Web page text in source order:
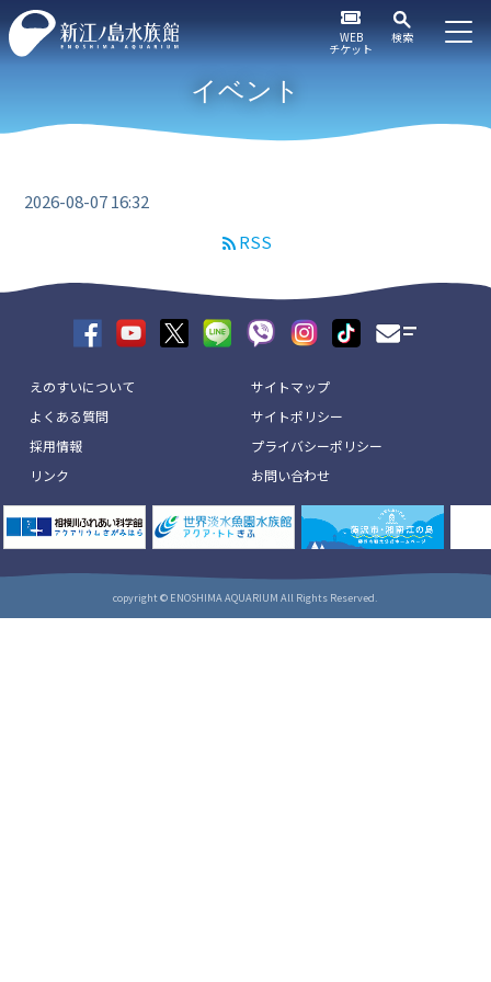
WEB
チケット
検索
イベント
2026-08-07 16:32
RSS
えのすいについて
よくある質問
採用情報
リンク
サイトマップ
サイトポリシー
プライバシーポリシー
お問い合わせ
copyright © ENOSHIMA AQUARIUM All Rights Reserved.